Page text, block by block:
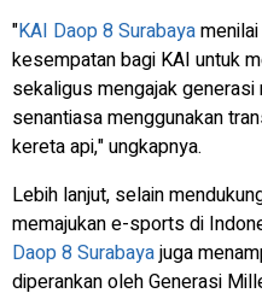
"KAI Daop 8 Surabaya
kesempatan bagi KAI untuk
sekaligus mengajak
senantiasa menggunakan
kereta api," ungkapnya.
Lebih lanjut, selain
memajukan e-sports di
Daop 8 Surabayajuga
diperankan oleh Generasi